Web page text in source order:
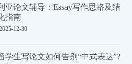
亚论文辅导：Essay写作思路及结
指南
12-30
学生写论文如何告别“中式表达”?